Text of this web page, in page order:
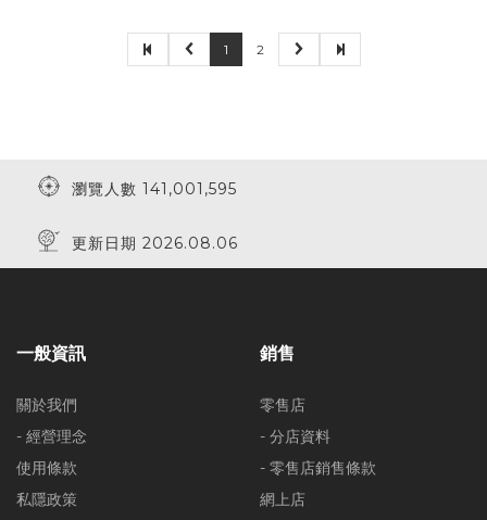
1 2
瀏覽人數 141,001,595
更新日期 2026.08.06
一般資訊
關於我們
- 經營理念
使用條款
私隱政策
銷售
零售店
- 分店資料
- 零售店銷售條款
網上店